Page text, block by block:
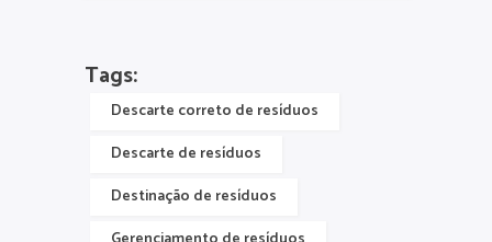
Tags:
Descarte correto de resíduos
Descarte de resíduos
Destinação de resíduos